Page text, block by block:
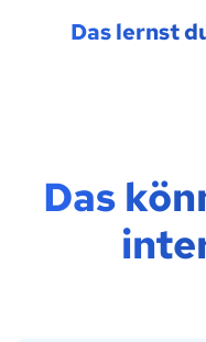
Das lernst
Das